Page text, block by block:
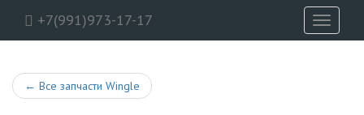
+7(991)973-17-17
Toggle
← Все запчасти Wingle